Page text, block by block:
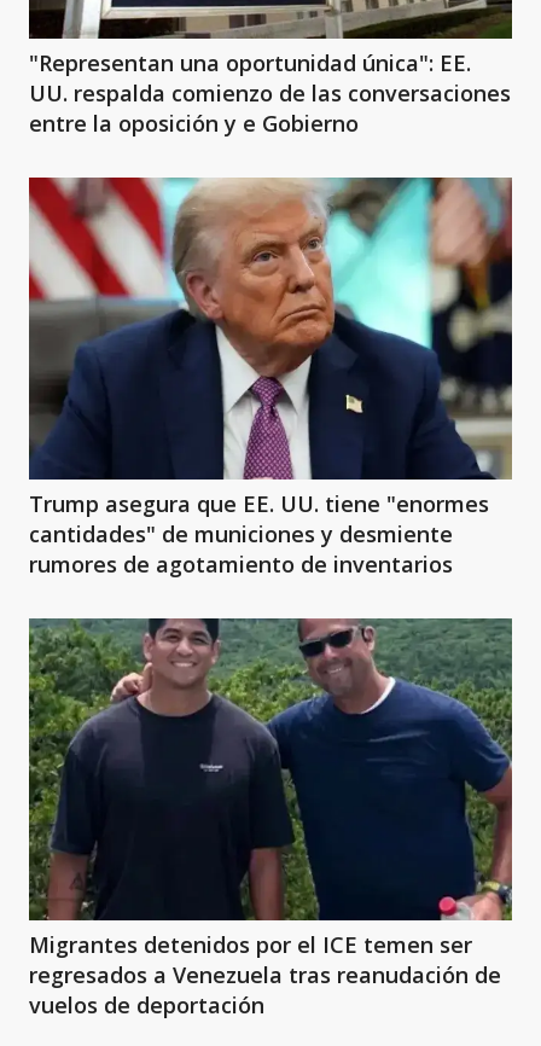
"Representan una oportunidad única": EE.
UU. respalda comienzo de las conversaciones
entre la oposición y e Gobierno
Trump asegura que EE. UU. tiene "enormes
cantidades" de municiones y desmiente
rumores de agotamiento de inventarios
Migrantes detenidos por el ICE temen ser
regresados a Venezuela tras reanudación de
vuelos de deportación